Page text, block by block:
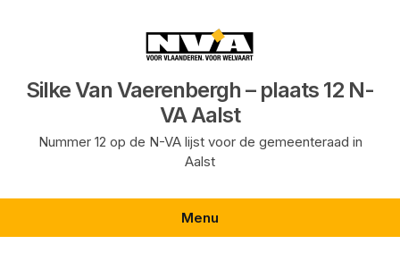
inhoudSilke Van Vaerenbergh – plaats 12 N-
VA Aalst
Nummer 12 op de N-VA lijst voor de gemeenteraad in
Aalst
Menu